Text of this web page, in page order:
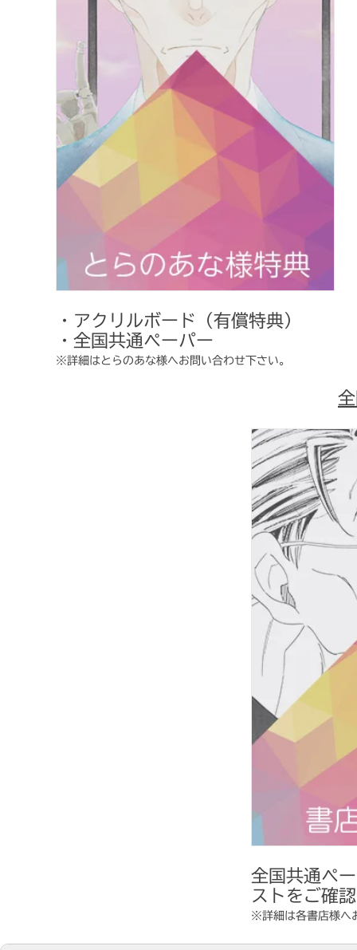
・アクリルボード（有償特典）
・全国共通ペーパー
※詳細はとらのあな様へお問い合わせ下さい。
全国共通ペ
ストをご確
※詳細は各書店様へ